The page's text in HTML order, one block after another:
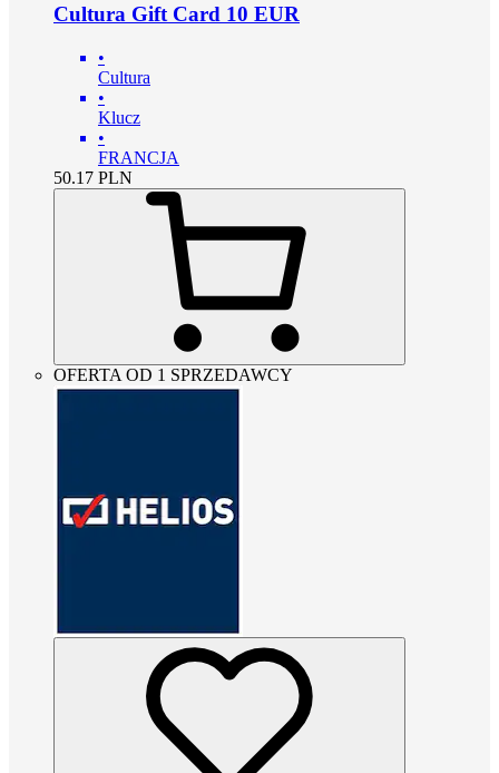
Cultura Gift Card 10 EUR
•
Cultura
•
Klucz
•
FRANCJA
50.17 PLN
OFERTA OD 1 SPRZEDAWCY